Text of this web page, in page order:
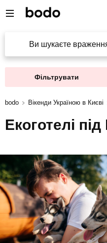
Ви шукаєте
Фільтрувати
bodo Вікенди Україною в Києві
Екоготелі